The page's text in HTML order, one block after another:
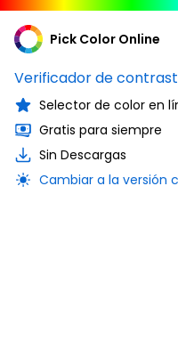
Pick Color Online
Verificador de
Selector de color en
Gratis para siempre
Sin Descargas
Cambiar a la versión